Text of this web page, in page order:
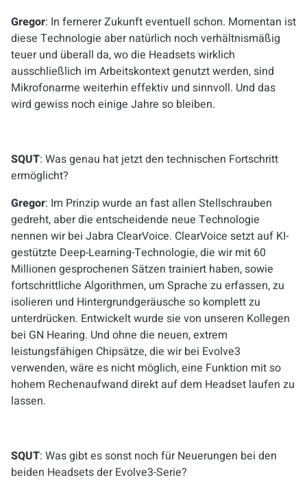
Gregor: In fernerer Zukunft eventuell schon. Momentan ist
diese Technologie aber natürlich noch verhältnismäßig
teuer und überall da, wo die Headsets wirklich
ausschließlich im Arbeitskontext genutzt werden, sind
Mikrofonarme weiterhin effektiv und sinnvoll. Und das
wird gewiss noch einige Jahre so bleiben.
SQUT: Was genau hat jetzt den technischen Fortschritt
ermöglicht?
Gregor: Im Prinzip wurde an fast allen Stellschrauben
gedreht, aber die entscheidende neue Technologie
nennen wir bei Jabra ClearVoice. ClearVoice setzt auf KI-
gestützte Deep-Learning-Technologie, die wir mit 60
Millionen gesprochenen Sätzen trainiert haben, sowie
fortschrittliche Algorithmen, um Sprache zu erfassen, zu
isolieren und Hintergrundgeräusche so komplett zu
unterdrücken. Entwickelt wurde sie von unseren Kollegen
bei GN Hearing. Und ohne die neuen, extrem
leistungsfähigen Chipsätze, die wir bei Evolve3
verwenden, wäre es nicht möglich, eine Funktion mit so
hohem Rechenaufwand direkt auf dem Headset laufen zu
lassen.
SQUT: Was gibt es sonst noch für Neuerungen bei den
beiden Headsets der Evolve3-Serie?